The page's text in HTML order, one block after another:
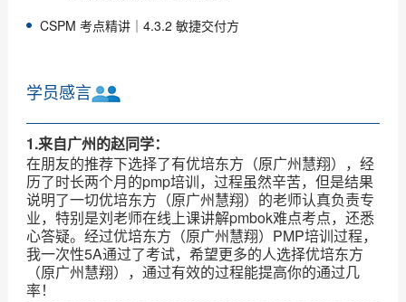
CSPM 考点精讲｜4.3.2 敏捷交付方
学员感言
1.来自广州的赵同学：
在朋友的推荐下选择了有优培东方（原广州慧翔），经
历了时长两个月的pmp培训，过程虽然辛苦，但是结果
说明了一切优培东方（原广州慧翔）的老师认真负责专
业，特别是刘老师在线上课讲解pmbok难点考点，还悉
心答疑。经过优培东方（原广州慧翔）PMP培训过程，
我一次性5A通过了考试，希望更多的人选择优培东方
（原广州慧翔），通过有效的过程能提高你的通过几
率！